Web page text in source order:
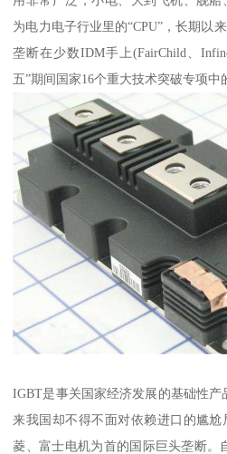
为电力电子行业里的“CPU”，长期以
垄断在少数IDM手上(FairChild、
五”期间国家16个重大技术突破专项中
IGBT是事关国家经济发展的基础性
来我国却不得不面对依赖进口的尴
菱、富士电机为首的国际巨头垄断。